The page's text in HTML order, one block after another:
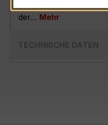
hochpräziser
der… Mehr
TECHNISCHE DATEN